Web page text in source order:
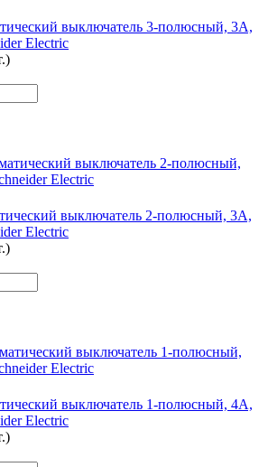
выключатель 3-полюсный, 3А,
Electric
выключатель 2-полюсный, 3А,
Electric
выключатель 1-полюсный, 4А,
Electric